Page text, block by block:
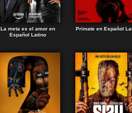
La meta es el amor en
Español Latino
Primate en Español